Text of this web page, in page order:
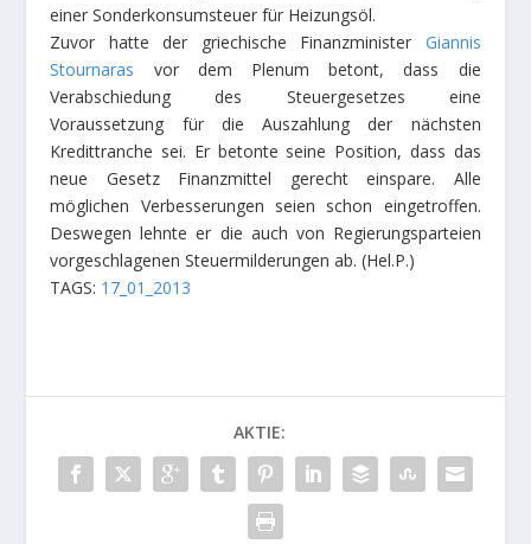
einer Sonderkonsumsteuer für Heizungsöl.
Zuvor hatte der griechische Finanzminister Giannis
Stournaras vor dem Plenum betont, dass die
Verabschiedung des Steuergesetzes eine
Voraussetzung für die Auszahlung der nächsten
Kredittranche sei. Er betonte seine Position, dass das
neue Gesetz Finanzmittel gerecht einspare. Alle
möglichen Verbesserungen seien schon eingetroffen.
Deswegen lehnte er die auch von Regierungsparteien
vorgeschlagenen Steuermilderungen ab. (Hel.P.)
TAGS: 17_01_2013
AKTIE: